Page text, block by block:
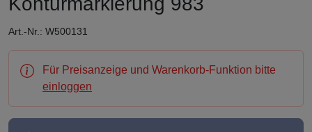
Art.-Nr.: W500131
Für Preisanzeige und Warenkorb-Funktion bitte
einloggen